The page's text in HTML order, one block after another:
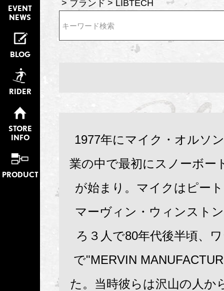
EVENT
NEWS
BLOG
RIDER
STORE
INFO
PRODUCT
ブランド
LIBTECH
1977年にマイク・オルソ
業の中で最初にスノーボー
が始まり。マイクはピー
マーヴィン・ウィンスト
ろ３人で80年代後半頃、
で"MERVIN
た。当時彼らは沢山の人か